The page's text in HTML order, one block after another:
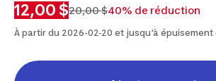
12,00 $20,00 $40% de réduction
À partir du 2026-02-20 et jusqu'à épuisement